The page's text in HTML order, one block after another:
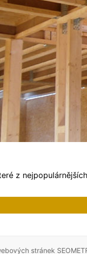
z
stránek